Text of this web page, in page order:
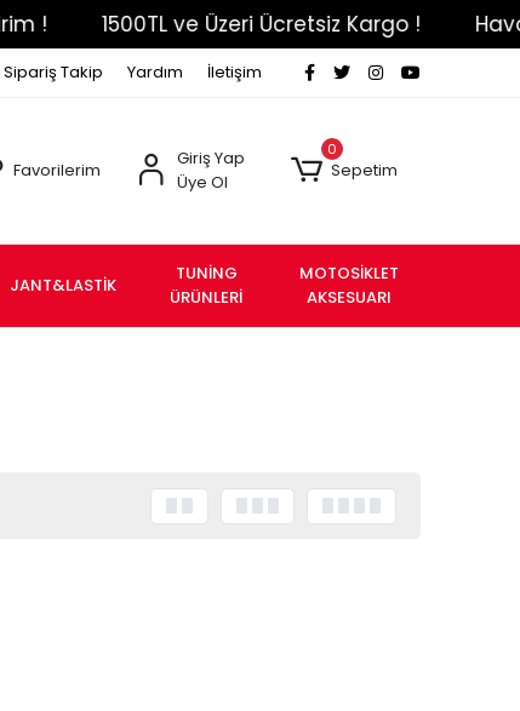
! 1500TL ve Üzeri Ücretsiz Kargo !
Sipariş Takip Yardım İletişim
Favorilerim
Giriş Yap
Üye Ol
0
Sepetim
JANT&LASTİK
TUNİNG
ÜRÜNLERİ
MOTOSİKLET
AKSESUARI